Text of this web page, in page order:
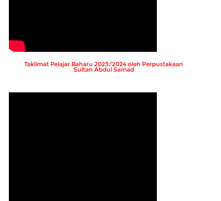
Taklimat Pelajar Baharu 2023/2024 oleh Perpustakaan
Sultan Abdul Samad